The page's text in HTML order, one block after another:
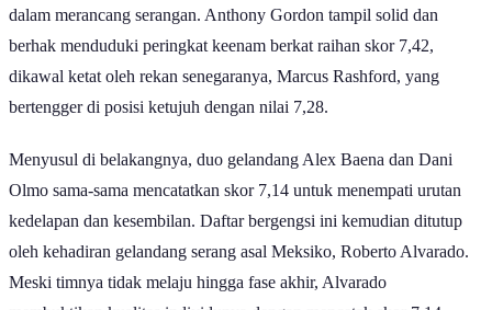
dalam merancang serangan. Anthony Gordon tampil solid dan
berhak menduduki peringkat keenam berkat raihan skor 7,42,
dikawal ketat oleh rekan senegaranya, Marcus Rashford, yang
bertengger di posisi ketujuh dengan nilai 7,28.
Menyusul di belakangnya, duo gelandang Alex Baena dan Dani
Olmo sama-sama mencatatkan skor 7,14 untuk menempati urutan
kedelapan dan kesembilan. Daftar bergengsi ini kemudian ditutup
oleh kehadiran gelandang serang asal Meksiko, Roberto Alvarado.
Meski timnya tidak melaju hingga fase akhir, Alvarado